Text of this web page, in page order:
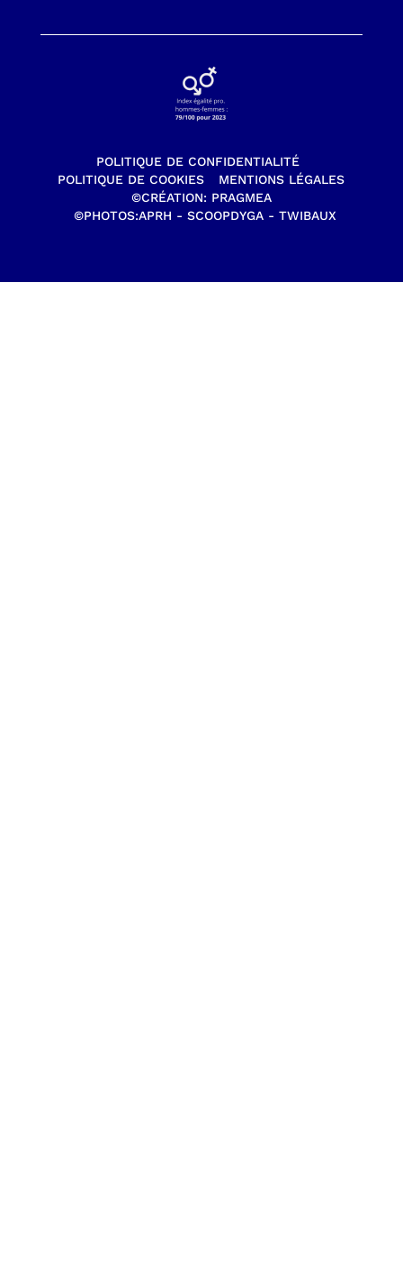
POLITIQUE DE CONFIDENTIALITÉ
POLITIQUE DE COOKIES
MENTIONS LÉGALES
©CRÉATION: PRAGMEA
©PHOTOS:APRH - SCOOPDYGA - TWIBAUX